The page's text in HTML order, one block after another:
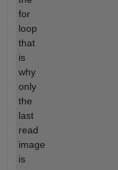
for
loop
that
is
why
only
the
last
read
image
is